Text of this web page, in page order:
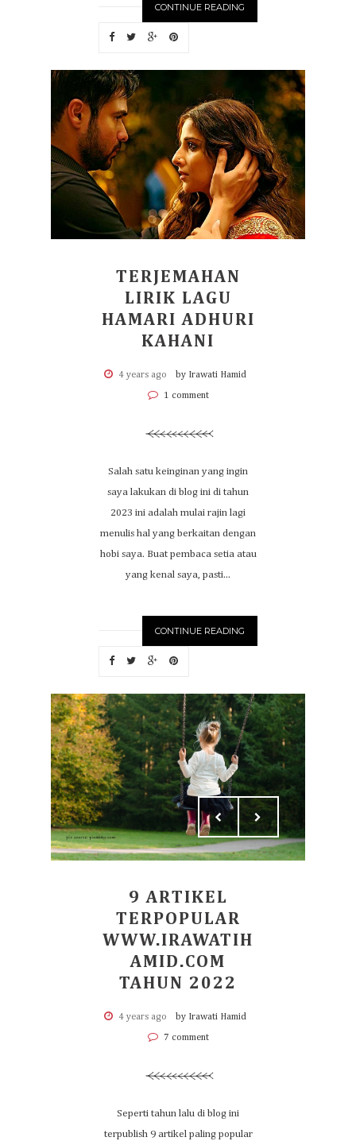
CONTINUE READING
TERJEMAHAN
LIRIK LAGU
HAMARI ADHURI
KAHANI
4 years ago by Irawati Hamid
1 comment
Salah satu keinginan yang ingin
saya lakukan di blog ini di tahun
2023 ini adalah mulai rajin lagi
menulis hal yang berkaitan dengan
hobi saya. Buat pembaca setia atau
yang kenal saya, pasti...
CONTINUE READING
9 ARTIKEL
TERPOPULAR
WWW.IRAWATIH
AMID.COM
TAHUN 2022
4 years ago by Irawati Hamid
7 comment
Seperti tahun lalu di blog ini
terpublish 9 artikel paling popular